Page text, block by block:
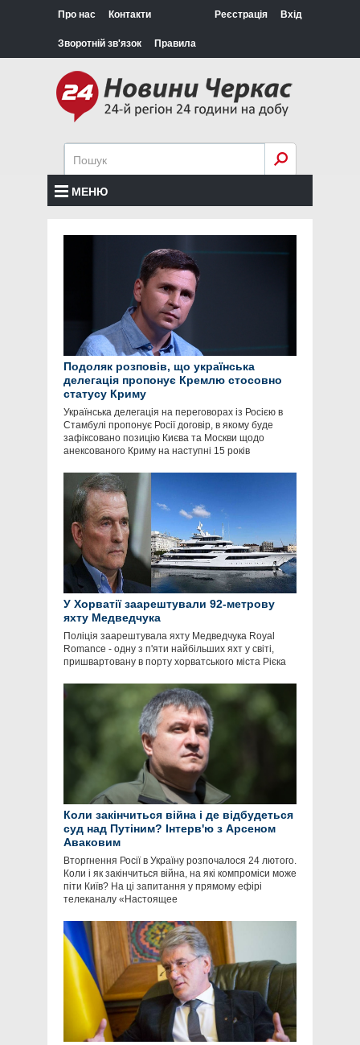
Про нас Контакти
Зворотній зв'язок Правила
Реєстрація Вхід
МЕНЮ
Подоляк розповів, що українська
делегація пропонує Кремлю стосовно
статусу Криму
Українська делегація на переговорах із Росією в
Стамбулі пропонує Росії договір, в якому буде
зафіксовано позицію Києва та Москви щодо
анексованого Криму на наступні 15 років
У Хорватії заарештували 92-метрову
яхту Медведчука
Поліція заарештувала яхту Медведчука Royal
Romance - одну з п'яти найбільших яхт у світі,
пришвартовану в порту хорватського міста Рієка
Коли закінчиться війна і де відбудеться
суд над Путіним? Інтерв'ю з Арсеном
Аваковим
Вторгнення Росії в Україну розпочалося 24 лютого.
Коли і як закінчиться війна, на які компроміси може
піти Київ? На ці запитання у прямому ефірі
телеканалу «Настоящее